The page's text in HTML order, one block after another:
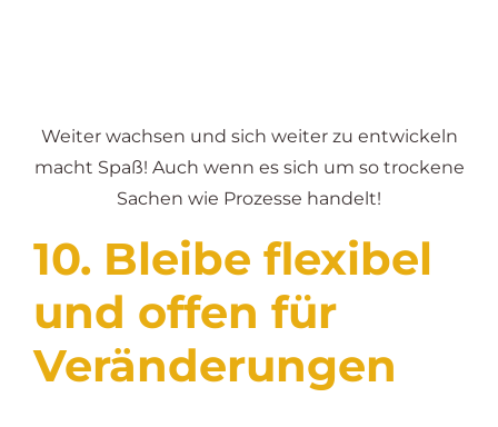
Weiter wachsen und sich weiter zu entwickeln
macht Spaß! Auch wenn es sich um so trockene
Sachen wie Prozesse handelt!
10. Bleibe flexibel
und offen für
Veränderungen